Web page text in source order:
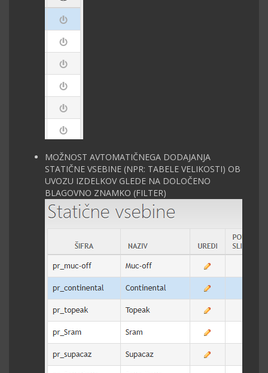
MOŽNOST AVTOMATIČNEGA DODAJANJA
STATIČNE VSEBINE (NPR: TABELE VELIKOSTI) OB
UVOZU IZDELKOV GLEDE NA DOLOČENO
BLAGOVNO ZNAMKO (FILTER)